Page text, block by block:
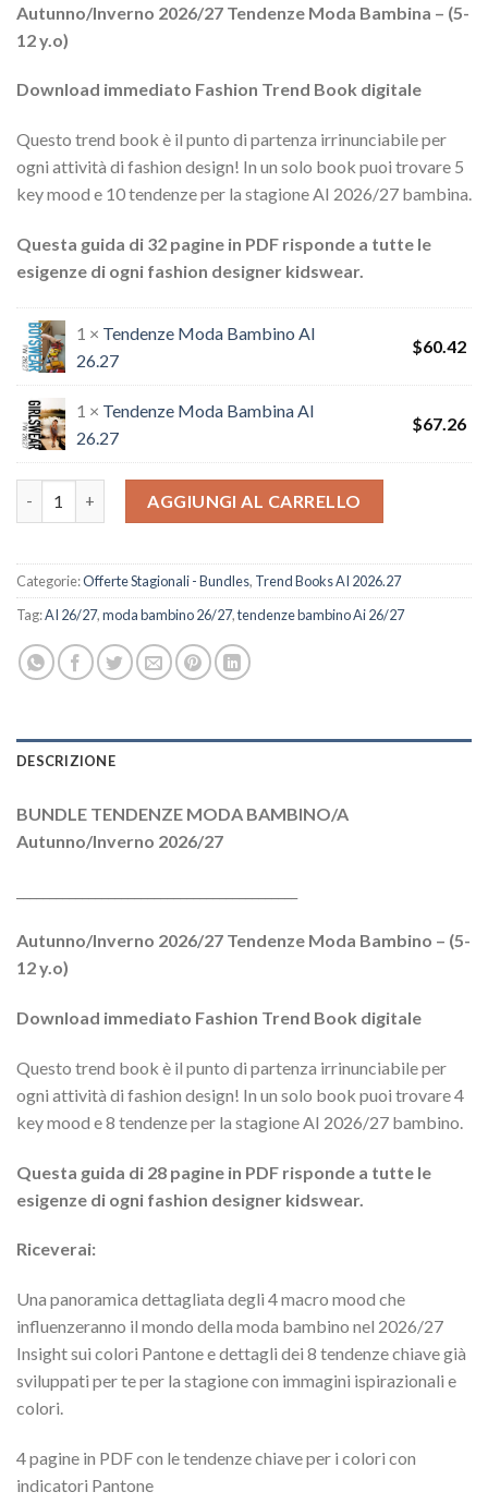
Autunno/Inverno 2026/27 Tendenze Moda Bambina – (5-
12 y.o)
Download immediato Fashion Trend Book digitale
Questo trend book è il punto di partenza irrinunciabile per
ogni attività di fashion design! In un solo book puoi trovare 5
key mood e 10 tendenze per la stagione AI 2026/27 bambina.
Questa guida di 32 pagine in PDF risponde a tutte le
esigenze di ogni fashion designer kidswear.
1 × Tendenze Moda Bambino AI
26.27
$60.42
1 × Tendenze Moda Bambina AI
26.27
$67.26
AGGIUNGI AL CARRELLO
Categorie:Offerte Stagionali - Bundles, Trend Books AI 2026.27
Tag:AI 26/27,moda bambino 26/27,tendenze bambino Ai 26/27
DESCRIZIONE
BUNDLE TENDENZE MODA BAMBINO/A
Autunno/Inverno 2026/27
Autunno/Inverno 2026/27 Tendenze Moda Bambino – (5-
12 y.o)
Download immediato Fashion Trend Book digitale
Questo trend book è il punto di partenza irrinunciabile per
ogni attività di fashion design! In un solo book puoi trovare 4
key mood e 8 tendenze per la stagione AI 2026/27 bambino.
Questa guida di 28 pagine in PDF risponde a tutte le
esigenze di ogni fashion designer kidswear.
Riceverai:
Una panoramica dettagliata degli 4 macro mood che
influenzeranno il mondo della moda bambino nel 2026/27
Insight sui colori Pantone e dettagli dei 8 tendenze chiave già
sviluppati per te per la stagione con immagini ispirazionali e
colori.
4 pagine in PDF con le tendenze chiave per i colori con
indicatori Pantone